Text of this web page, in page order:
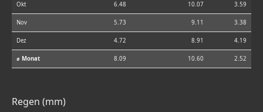
Okt 6.48 10.07 3.59
Nov 5.73 9.11 3.38
Dez 4.72 8.91 4.19
⌀ Monat 8.09 10.60 2.52
Regen (mm)